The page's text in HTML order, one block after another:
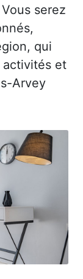
serez
qui
activités et
Arvey